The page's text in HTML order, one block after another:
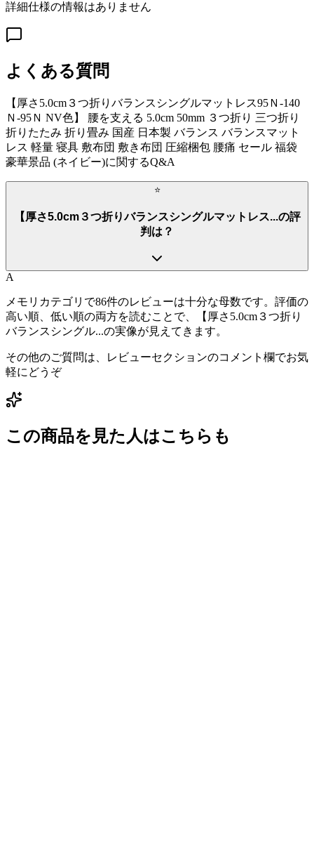
詳細仕様の情報はありません
よくある質問
【厚さ5.0cm３つ折りバランスシングルマットレス95Ｎ-140
Ｎ-95Ｎ NV色】 腰を支える 5.0cm 50mm ３つ折り 三つ折り
折りたたみ 折り畳み 国産 日本製 バランス バランスマット
レス 軽量 寝具 敷布団 敷き布団 圧縮梱包 腰痛 セール 福袋
豪華景品 (ネイビー)に関するQ&A
⭐
【厚さ5.0cm３つ折りバランスシングルマットレス...の評
判は？
A
メモリカテゴリで86件のレビューは十分な母数です。評価の
高い順、低い順の両方を読むことで、【厚さ5.0cm３つ折り
バランスシングル...の実像が見えてきます。
その他のご質問は、レビューセクションのコメント欄でお気
軽にどうぞ
この商品を見た人はこちらも